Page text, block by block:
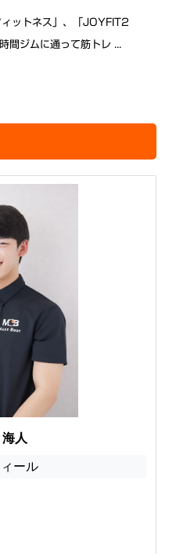
ィットネス」、「JOYFIT2
間ジムに通って筋トレ ...
人
ール